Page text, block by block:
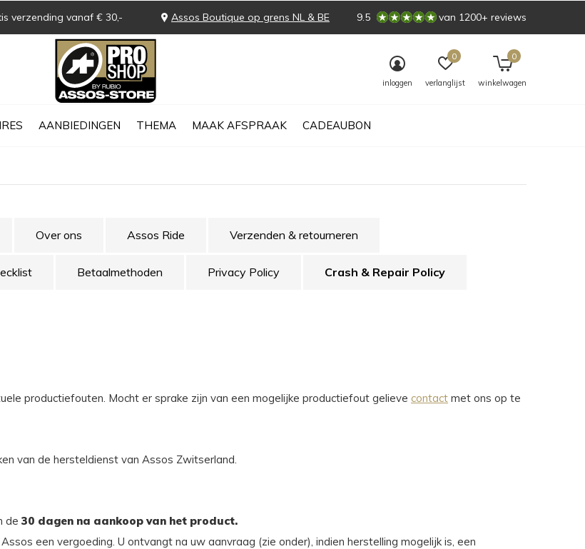
AANBIEDINGEN THEMA MAAK AFSPRAAK CADEAUBON
inloggen verlanglijst
0
winkelwagen
0
verzending vanaf € 30,- Assos Boutique op grens NL & BE 9.5 van 1200+ reviews
Over ons Assos Ride Verzenden & retourneren
Betaalmethoden Privacy Policy Crash & Repair Policy
productiefouten. Mocht er sprake zijn van een mogelijke productiefout gelieve contact met ons op te
van de hersteldienst van Assos Zwitserland.
de 30 dagen na aankoop van het product.
een vergoeding. U ontvangt na uw aanvraag (zie onder), indien herstelling mogelijk is, een